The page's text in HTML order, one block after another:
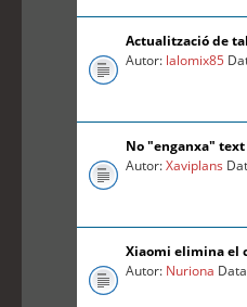
Actualització de
Autor: lalomix85
No "enganxa"
Autor:Xaviplans
Xiaomi elimina el
Autor: Nuriona